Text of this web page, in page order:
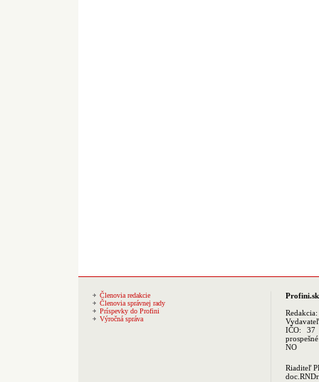
Členovia redakcie
Členovia správnej rady
Príspevky do Profini
Výročná správa
Profini.sk
Redakcia:
IČO: 37
NO
Riaditeľ